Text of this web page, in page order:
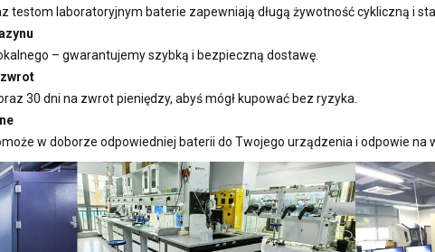
testom laboratoryjnym baterie zapewniają długą żywotność cykliczną i
– gwarantujemy szybką i bezpieczną dostawę.
30 dni na zwrot pieniędzy, abyś mógł kupować bez ryzyka.
w doborze odpowiedniej baterii do Twojego urządzenia i odpowie na